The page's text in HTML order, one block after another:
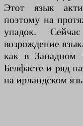
Этот язык
поэтому на
упадок.
возрождение
как в Западном
Белфасте и ряд
на ирландском